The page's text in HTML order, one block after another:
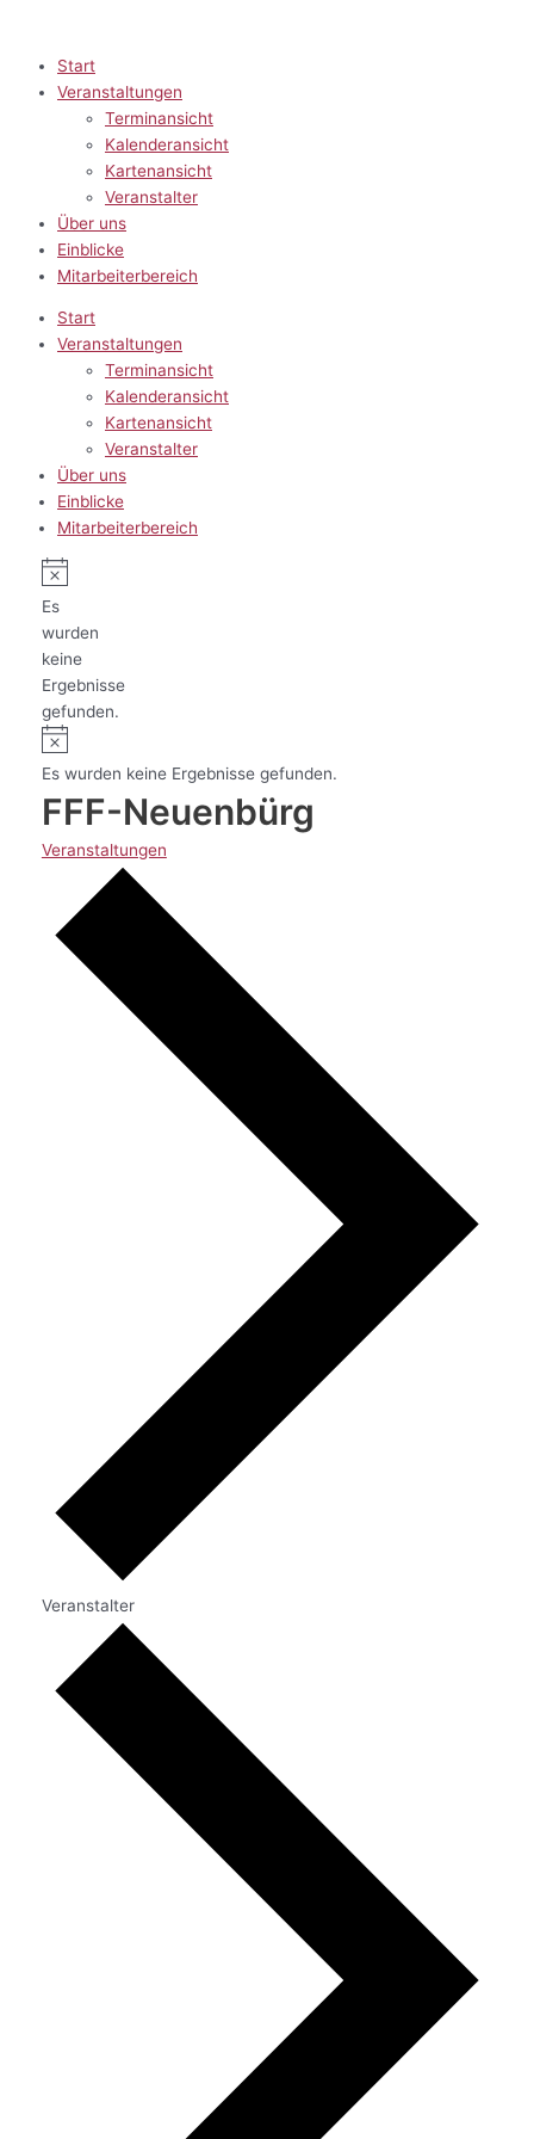
springenStart
Veranstaltungen
Terminansicht
Kalenderansicht
Kartenansicht
Veranstalter
Über uns
Einblicke
Mitarbeiterbereich
Start
Veranstaltungen
Terminansicht
Kalenderansicht
Kartenansicht
Veranstalter
Über uns
Einblicke
Mitarbeiterbereich
Es
wurden
keine
Ergebnisse
gefunden.
Es wurden keine Ergebnisse gefunden.
FFF-Neuenbürg
Veranstaltungen
Veranstalter